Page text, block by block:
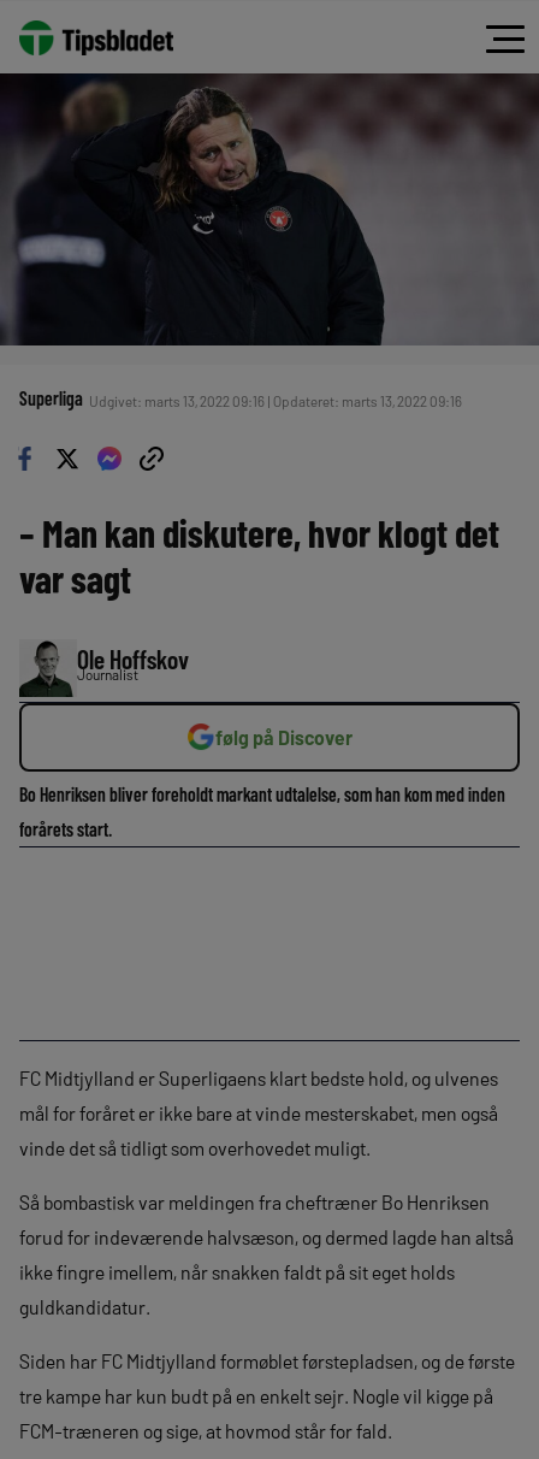
Superliga Udgivet: marts 13, 2022 09:16 | Opdateret: marts 13, 2022 09:16
– Man kan diskutere, hvor klogt det
var sagt
Ole Hoffskov
Journalist
følg på Discover
Bo Henriksen bliver foreholdt markant udtalelse, som han kom med inden
forårets start.
FC Midtjylland er Superligaens klart bedste hold, og ulvenes
mål for foråret er ikke bare at vinde mesterskabet, men også
vinde det så tidligt som overhovedet muligt.
Så bombastisk var meldingen fra cheftræner Bo Henriksen
forud for indeværende halvsæson, og dermed lagde han altså
ikke fingre imellem, når snakken faldt på sit eget holds
guldkandidatur.
Siden har FC Midtjylland formøblet førstepladsen, og de første
tre kampe har kun budt på en enkelt sejr. Nogle vil kigge på
FCM-træneren og sige, at hovmod står for fald.